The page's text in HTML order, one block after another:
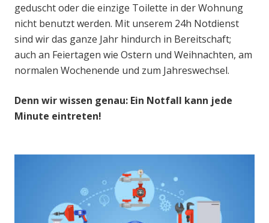
geduscht oder die einzige Toilette in der Wohnung
nicht benutzt werden. Mit unserem 24h Notdienst
sind wir das ganze Jahr hindurch in Bereitschaft;
auch an Feiertagen wie Ostern und Weihnachten, am
normalen Wochenende und zum Jahreswechsel.
Denn wir wissen genau: Ein Notfall kann jede
Minute eintreten!